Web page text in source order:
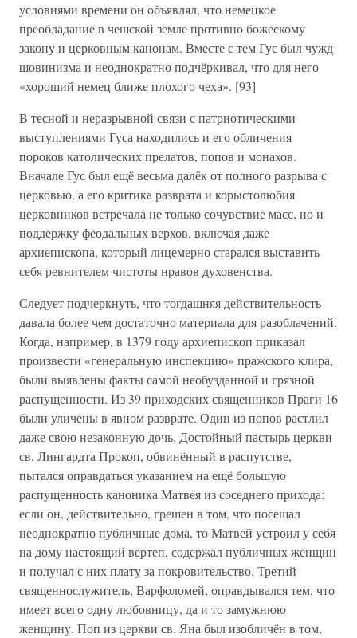
условиями времени он объявлял, что немецкое
преобладание в чешской земле противно божескому
закону и церковным канонам. Вместе с тем Гус был чужд
шовинизма и неоднократно подчёркивал, что для него
«хороший немец ближе плохого чеха». [93]
В тесной и неразрывной связи с патриотическими
выступлениями Гуса находились и его обличения
пороков католических прелатов, попов и монахов.
Вначале Гус был ещё весьма далёк от полного разрыва с
церковью, а его критика разврата и корыстолюбия
церковников встречала не только сочувствие масс, но и
поддержку феодальных верхов, включая даже
архиепископа, который лицемерно старался выставить
себя ревнителем чистоты нравов духовенства.
Следует подчеркнуть, что тогдашняя действительность
давала более чем достаточно материала для разоблачений.
Когда, например, в 1379 году архиепископ приказал
произвести «генеральную инспекцию» пражского клира,
были выявлены факты самой необузданной и грязной
распущенности. Из 39 приходских священников Праги 16
были уличены в явном разврате. Один из попов растлил
даже свою незаконную дочь. Достойный пастырь церкви
св. Лингардта Прокоп, обвинённый в распутстве,
пытался оправдаться указанием на ещё большую
распущенность каноника Матвея из соседнего прихода:
если он, действительно, грешен в том, что посещал
неоднократно публичные дома, то Матвей устроил у себя
на дому настоящий вертеп, содержал публичных женщин
и получал с них плату за покровительство. Третий
священнослужитель, Варфоломей, оправдывался тем, что
имеет всего одну любовницу, да и то замужнюю
женщину. Поп из церкви св. Яна был изобличён в том,